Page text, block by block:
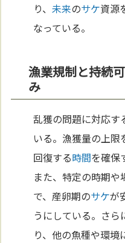
り、未来のサケ資源
なっている。
漁業規制と持続
み
乱獲の問題に対応す
いる。漁獲量の上限
回復する時間を確保
また、特定の時期や
で、産卵期のサケが
うにしている。さら
り、他の魚種や環